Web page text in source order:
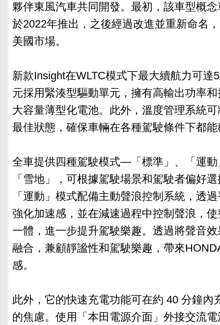
夥伴東風汽車共同開發。最初，該車型概
於2022年推出，之後經過改進並重新命名
美國市場。
新款Insight在WLTC模式下最大續航力可達
元採用緊湊型驅動單元，擁有高輸出功率
大容量薄型化電池。此外，溫度管理系統
最佳狀態，確保車輛在各種駕駛條件下都
全車提供四種駕駛模式—「標準」、「運
「雪地」，可根據駕駛場景和駕駛者偏好
「運動」模式配備主動聲浪控制系統，透
強化加速感，並在減速過程中控制聲浪，
一體，進一步提升駕駛樂趣。透過將聲音
融合，兼顧靜謐性和駕駛樂趣，帶來
感。
此外，它的快速充電功能可在約 40 分鐘內
的焦慮。使用「本田電源介面」外接交流